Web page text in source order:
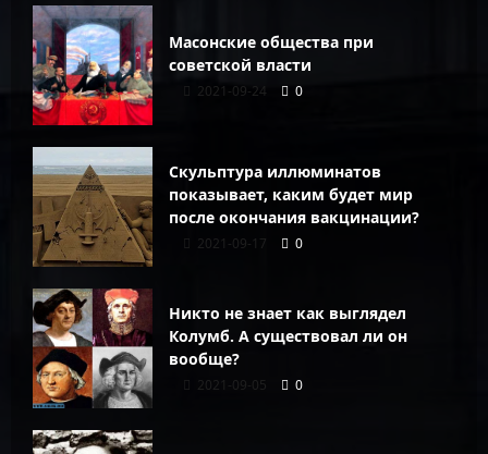
Масонские общества при
советской власти
2021-09-24 0
Скульптура иллюминатов
показывает, каким будет мир
после окончания вакцинации?
2021-09-17 0
Никто не знает как выглядел
Колумб. А существовал ли он
вообще?
2021-09-05 0